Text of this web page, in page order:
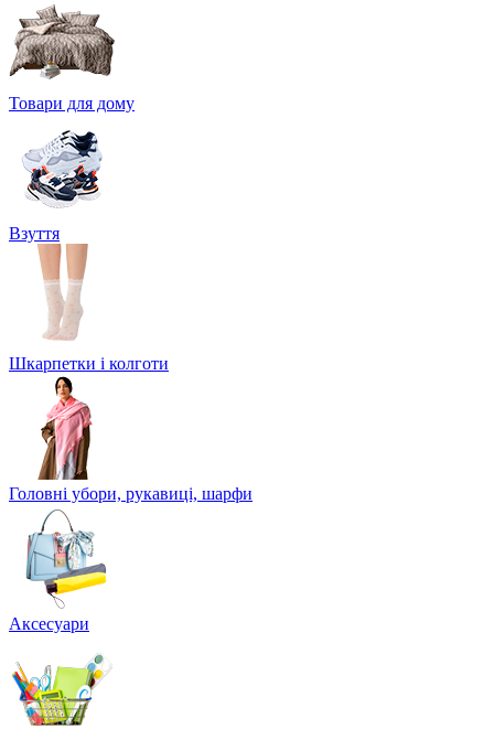
Товари для дому
Взуття
Шкарпетки і колготи
Головні убори, рукавиці, шарфи
Аксесуари